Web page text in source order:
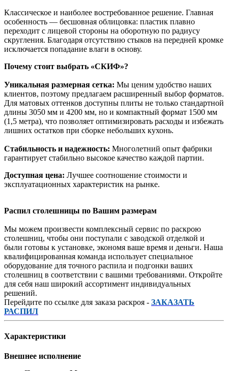
Классическое и наиболее востребованное решение. Главная
особенность — бесшовная облицовка: пластик плавно
переходит с лицевой стороны на оборотную по радиусу
скругления. Благодаря отсутствию стыков на передней кромке
исключается попадание влаги в основу.
Почему стоит выбрать «СКИФ»?
Уникальная размерная сетка: Мы ценим удобство наших
клиентов, поэтому предлагаем расширенный выбор форматов.
Для матовых оттенков доступны плиты не только стандартной
длины 3050 мм и 4200 мм, но и компактный формат 1500 мм
(1,5 метра), что позволяет оптимизировать расходы и избежать
лишних остатков при сборке небольших кухонь.
Стабильность и надежность: Многолетний опыт фабрики
гарантирует стабильно высокое качество каждой партии.
Доступная цена: Лучшее соотношение стоимости и
эксплуатационных характеристик на рынке.
Распил столешницы по Вашим размерам
Мы можем произвести комплексный сервис по раскрою
столешниц, чтобы они поступали с заводской отделкой и
были готовы к установке, экономя ваше время и деньги. Наша
квалифицированная команда использует специальное
оборудование для точного распила и подгонки ваших
столешниц в соответствии с вашими требованиями. Откройте
для себя наш широкий ассортимент индивидуальных
решений.
Перейдите по ссылке для заказа раскроя - ЗАКАЗАТЬ
РАСПИЛ
Характеристики
Внешнее исполнение